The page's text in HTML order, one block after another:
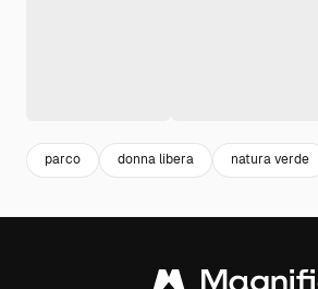
parco donna libera natura verde